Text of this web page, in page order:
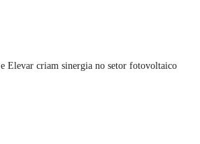
Elevar criam sinergia no setor fotovoltaico